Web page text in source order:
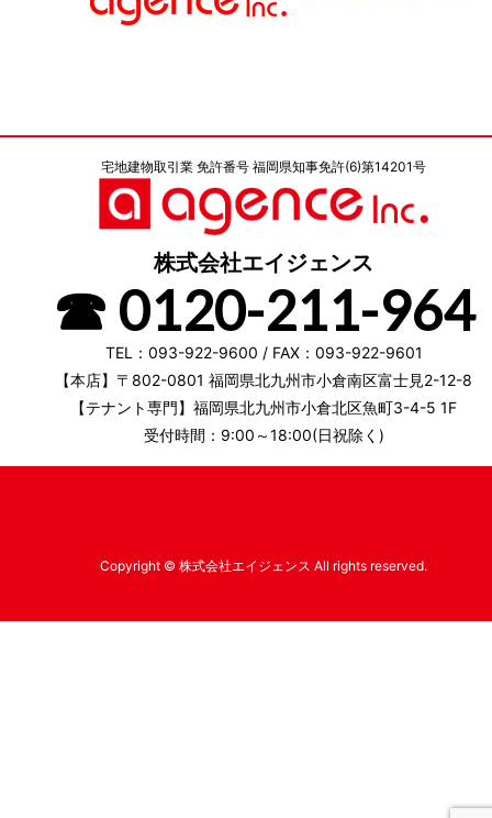
宅地建物取引業 免許番号 福岡県知事免許(6)第14201号
株式会社エイジェンス
☎ 0120-211-964
TEL：093-922-9600 / FAX：093-922-9601
【本店】〒802-0801 福岡県北九州市小倉南区富士見2-12-8
【テナント専門】福岡県北九州市小倉北区魚町3-4-5 1F
受付時間：9:00～18:00(日祝除く)
Copyright © 株式会社エイジェンス All rights reserved.